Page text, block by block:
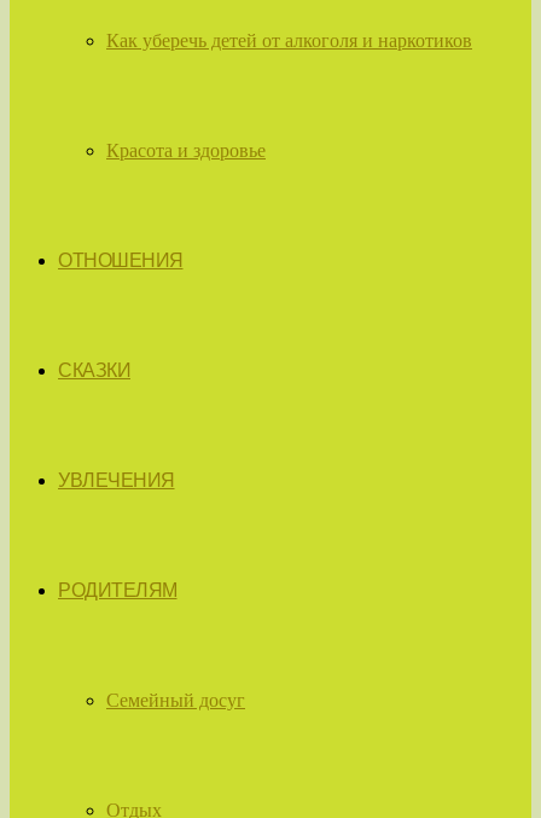
Как уберечь детей от алкоголя и наркотиков
Красота и здоровье
ОТНОШЕНИЯ
СКАЗКИ
УВЛЕЧЕНИЯ
РОДИТЕЛЯМ
Семейный досуг
Отдых